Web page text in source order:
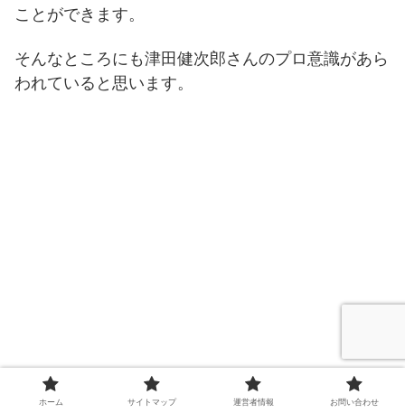
ことができます。
そんなところにも津田健次郎さんのプロ意識があら
われていると思います。
ホーム サイトマップ 運営者情報 お問い合わせ